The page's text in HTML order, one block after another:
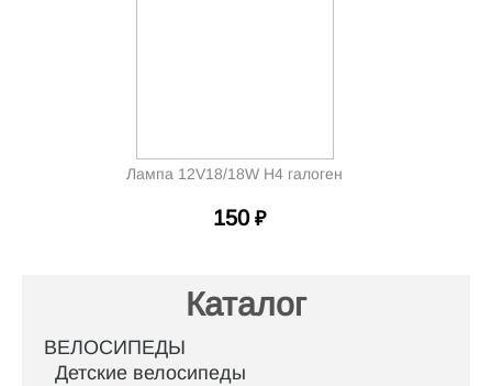
Лампа 12V18/18W H4 галоген
150 ₽
Каталог
ВЕЛОСИПЕДЫ
Детские велосипеды